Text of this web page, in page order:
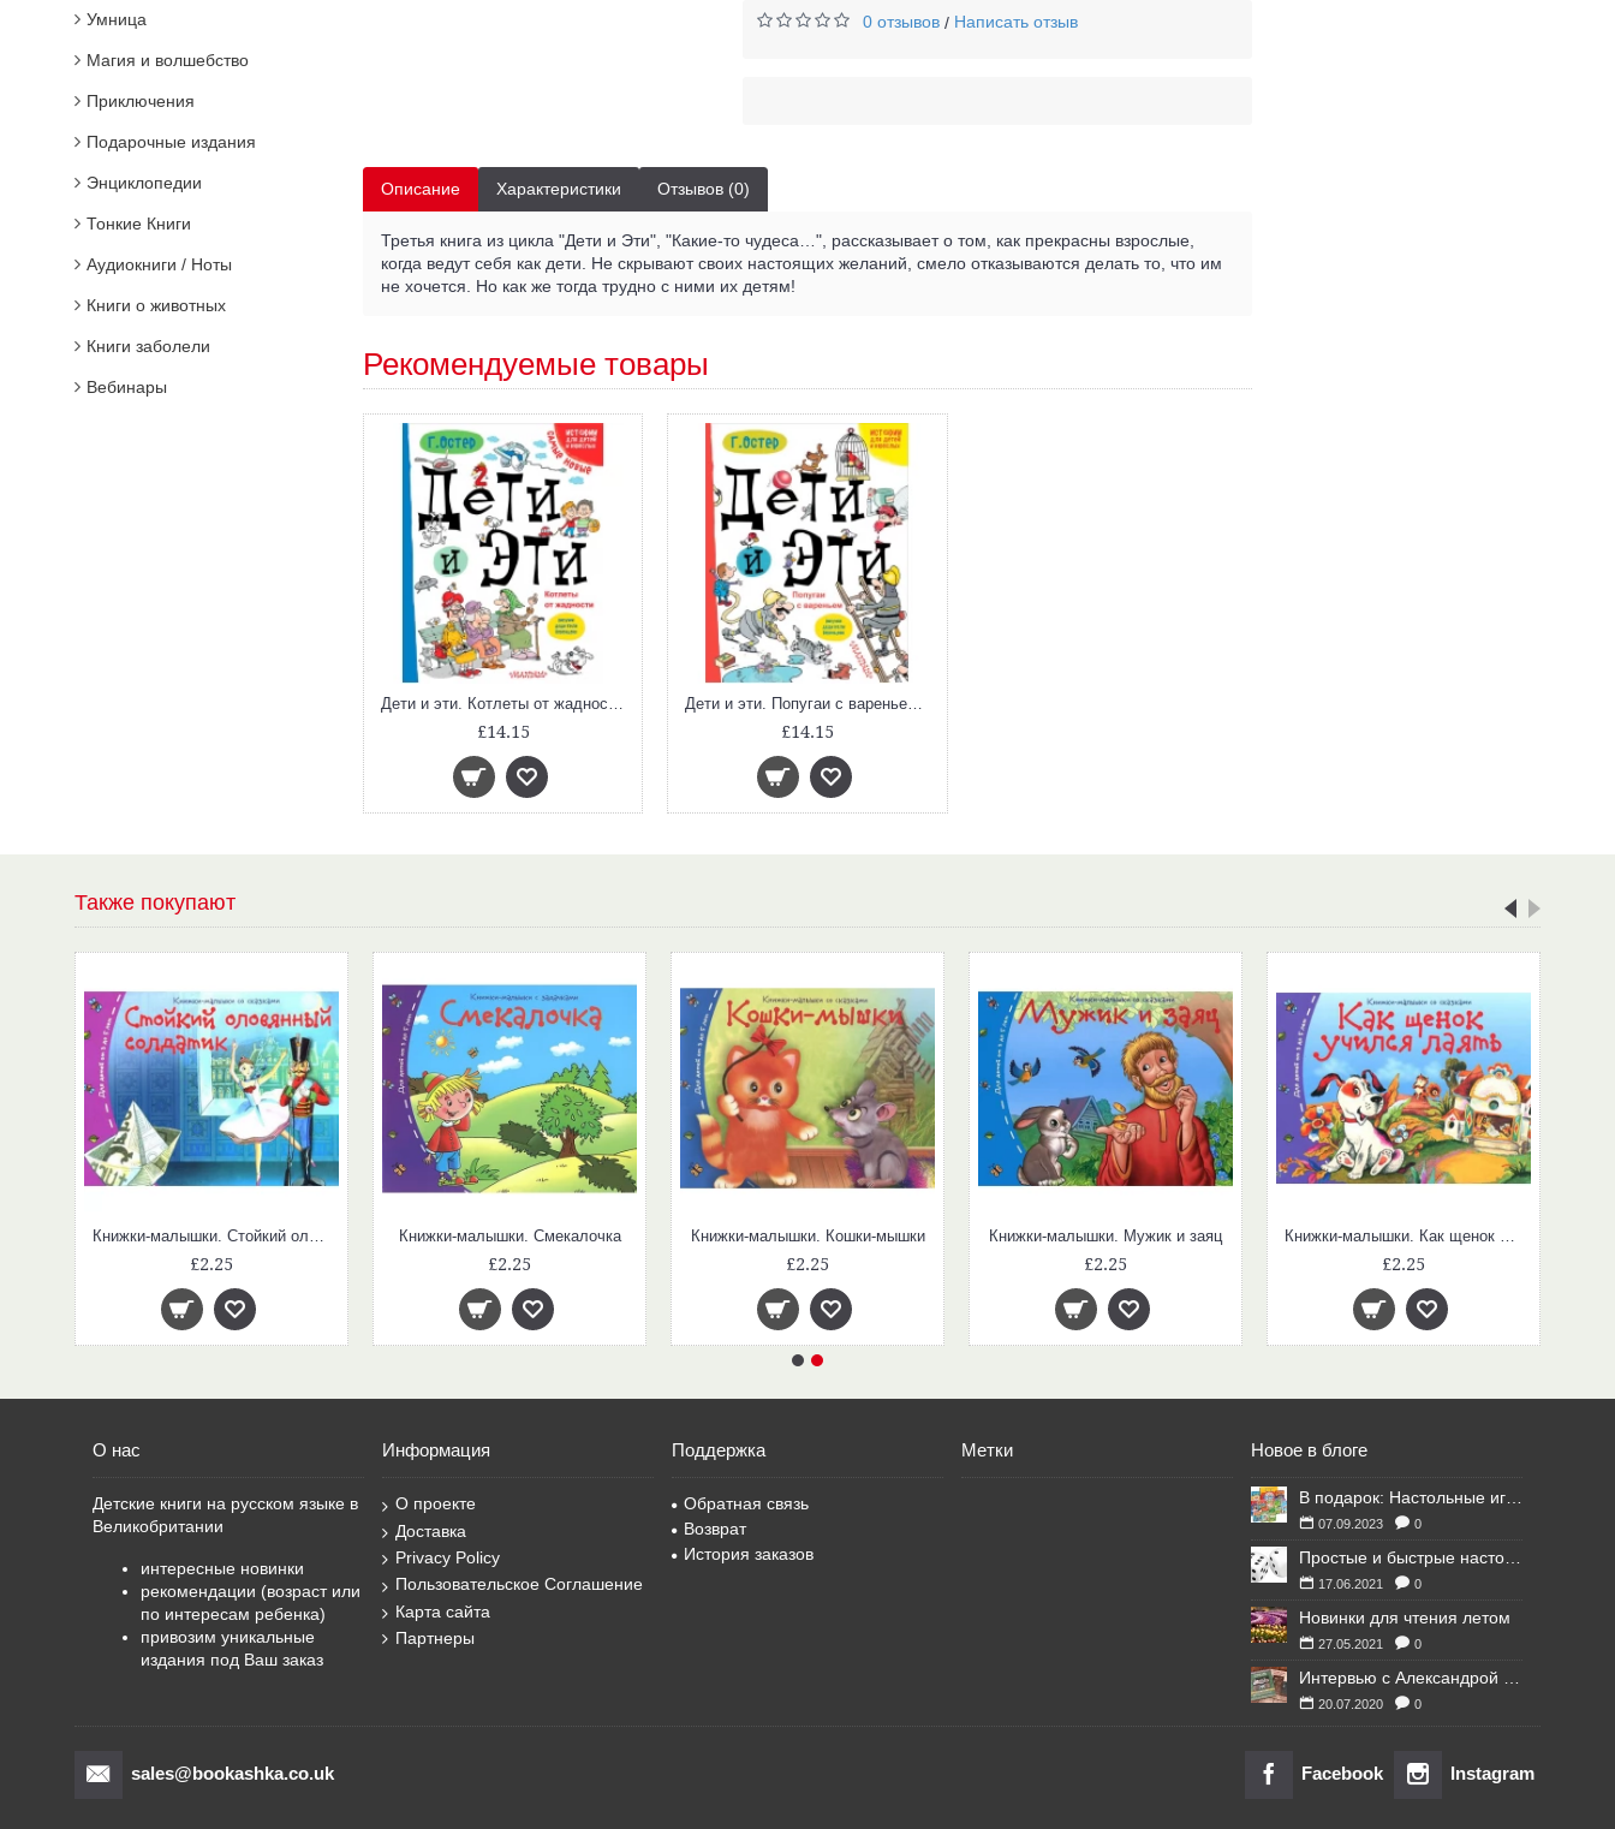
Умница
Магия и волшебство
Приключения
Подарочные издания
Энциклопедии
Тонкие Книги
Аудиокниги / Ноты
Книги о животных
Книги заболели
Вебинары
0 отзывов / Написать отзыв
Описание Характеристики Отзывов (0)
Третья книга из цикла "Дети и Эти", "Какие-то чудеса…", рассказывает о том, как прекрасны взрослые,
когда ведут себя как дети. Не скрывают своих настоящих желаний, смело отказываются делать то, что им
не хочется. Но как же тогда трудно с ними их детям!
Рекомендуемые товары
Дети и эти. Котлеты от жадности (Истории для детей и взрослых)
£14.15
Дети и эти. Попугаи с вареньем (Истории для детей и взрослых)
£14.15
Также покупают
Книжки-малышки. Стойкий оловянный солдатик
£2.25
Книжки-малышки. Смекалочка
£2.25
Книжки-малышки. Кошки-мышки
£2.25
Книжки-малышки. Мужик и заяц
£2.25
Книжки-малышки. Как щенок учился лаять
£2.25
О нас
Детские книги на русском языке в
Великобритании
интересные новинки
рекомендации (возраст или
по интересам ребенка)
привозим уникальные
издания под Ваш заказ
Информация
О проекте
Доставка
Privacy Policy
Пользовательское Соглашение
Карта сайта
Партнеры
Поддержка
Обратная связь
Возврат
История заказов
Метки Новое в блоге
В подарок: Настольные игры для Ваших британских друзей
07.09.2023 0
Простые и быстрые настольные игры
17.06.2021 0
Новинки для чтения летом
27.05.2021 0
Интервью с Александрой Литвиной
20.07.2020 0
sales@bookashka.co.uk Facebook Instagram